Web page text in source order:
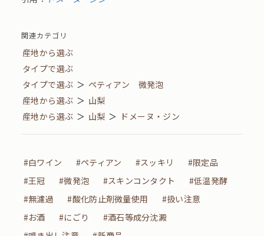
関連カテゴリ
産地から選ぶ
タイプで選ぶ
タイプで選ぶ ＞ ペティアン 微発泡
産地から選ぶ ＞ 山梨
産地から選ぶ ＞ 山梨 ＞ ドメーヌ・ジン
#白ワイン #ペティアン #スッキリ
#限定品
#王冠
#微発泡 #スキンコンタクト
#低温発酵
#無濾過
#酸化防止剤微量使用
#扱い注意
#お酒
#にごり
#酒石等成分沈澱